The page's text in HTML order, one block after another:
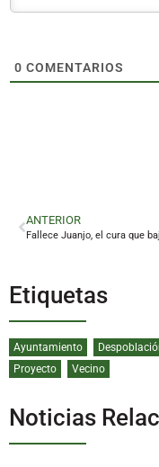
0 COMENTARIOS
ANTERIOR
Etiquetas
Ayuntamiento
Proyecto
Vecino
Noticias